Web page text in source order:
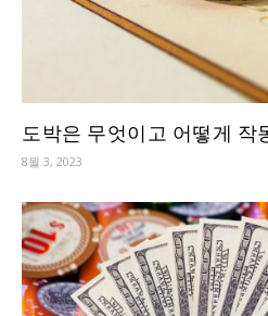
도박은 무엇이고 어떻게 작
8월 3, 2023